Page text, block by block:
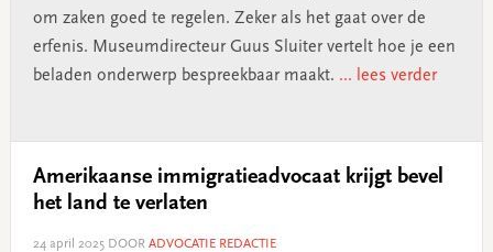
om zaken goed te regelen. Zeker als het gaat over de
erfenis. Museumdirecteur Guus Sluiter vertelt hoe je een
beladen onderwerp bespreekbaar maakt. ... lees verder
Amerikaanse immigratieadvocaat krijgt bevel
het land te verlaten
24 april 2025DOOR ADVOCATIE REDACTIE